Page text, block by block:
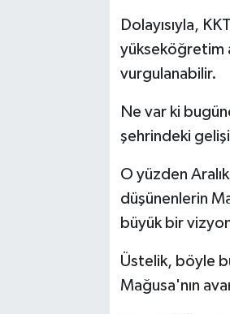
Dolayısıyla,
yükseköğretim
vurgulanabilir.
Ne var ki
şehrindeki
O yüzden
düşünenlerin
büyük bir
Üstelik, böyle
Mağusa'nın